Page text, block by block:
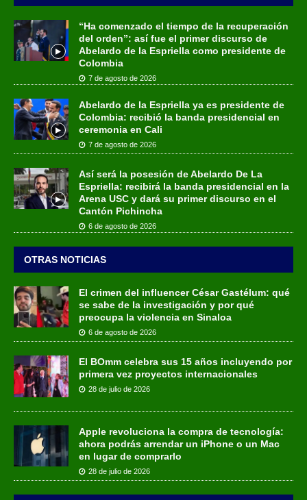
“Ha comenzado el tiempo de la recuperación
del orden”: así fue el primer discurso de
Abelardo de la Espriella como presidente de
Colombia
7 de agosto de 2026
Abelardo de la Espriella ya es presidente de
Colombia: recibió la banda presidencial en
ceremonia en Cali
7 de agosto de 2026
Así será la posesión de Abelardo De La
Espriella: recibirá la banda presidencial en la
Arena USC y dará su primer discurso en el
Cantón Pichincha
6 de agosto de 2026
OTRAS NOTICIAS
El crimen del influencer César Gastélum: qué
se sabe de la investigación y por qué
preocupa la violencia en Sinaloa
6 de agosto de 2026
El BOmm celebra sus 15 años incluyendo por
primera vez proyectos internacionales
28 de julio de 2026
Apple revoluciona la compra de tecnología:
ahora podrás arrendar un iPhone o un Mac
en lugar de comprarlo
28 de julio de 2026